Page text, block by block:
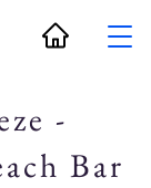
-
Bar